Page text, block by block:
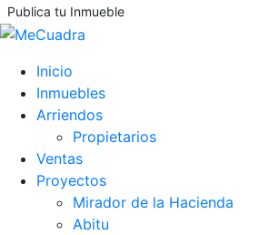
Publica tu Inmueble
Inicio
Inmuebles
Arriendos
Propietarios
Ventas
Proyectos
Mirador de la Hacienda
Abitu